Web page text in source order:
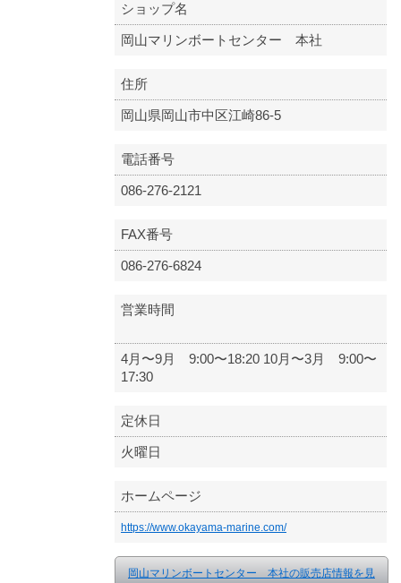
ショップ名
岡山マリンボートセンター 本社
住所
岡山県岡山市中区江崎86-5
電話番号
086-276-2121
FAX番号
086-276-6824
営業時間
4月〜9月 9:00〜18:20 10月〜3月 9:00〜
17:30
定休日
火曜日
ホームページ
https://www.okayama-marine.com/
岡山マリンボートセンター 本社の販売店情報を見